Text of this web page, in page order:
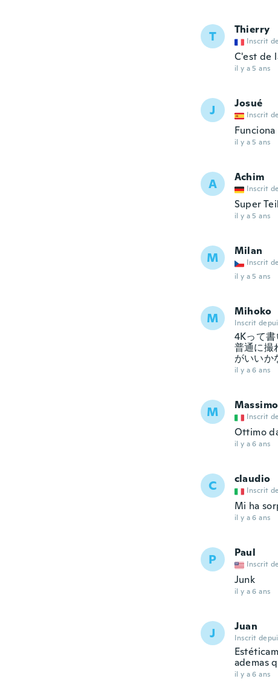
T Thierry
Inscrit
C'est de
il y a 5 ans
J Josué
Inscrit
il y a 5 ans
A Achim
Inscrit
Super
il y a 5 ans
M Milan
Inscrit
il y a 5 ans
M Mihoko
Inscrit
4Kって
普通に撮
がいいか
il y a 6 ans
M Massimo
Inscrit
Ottimo
il y a 6 ans
C claudio
Inscrit
Mi ha
il y a 6 ans
P Paul
Inscrit
Junk
il y a 6 ans
J Juan
Inscrit
ademas
il y a 6 ans